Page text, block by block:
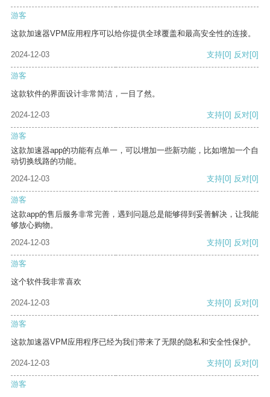
游客
这款加速器VPM应用程序可以给你提供全球覆盖和最高安全性的连接。
2024-12-03 支持[0] 反对[0]
游客
这款软件的界面设计非常简洁，一目了然。
2024-12-03 支持[0] 反对[0]
游客
这款加速器app的功能有点单一，可以增加一些新功能，比如增加一个自
动切换线路的功能。
2024-12-03
支持[0] 反对[0]
游客
这款app的售后服务非常完善，遇到问题总是能够得到妥善解决，让我能
够放心购物。
2024-12-03
支持[0] 反对[0]
游客
这个软件我非常喜欢
2024-12-03 支持[0] 反对[0]
游客
这款加速器VPM应用程序已经为我们带来了无限的隐私和安全性保护。
2024-12-03 支持[0] 反对[0]
游客